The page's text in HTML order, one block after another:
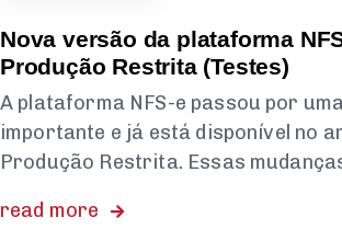
Nova versão da plataforma
Produção Restrita (Testes)
A plataforma NFS-e passou por
importante e já está disponível no
Produção Restrita. Essas
read more